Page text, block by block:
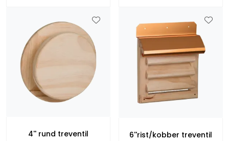
4'' rund treventil 6''rist/kobber treventil